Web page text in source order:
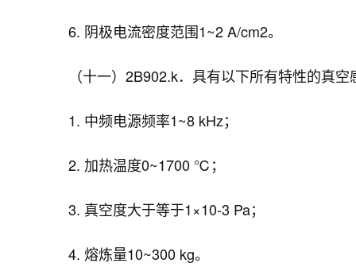
6. 阴极电流密度范围1~2 A/cm2。
（十一）2B902.k．具有以下所有特性的真
1. 中频电源频率1~8 kHz；
2. 加热温度0~1700 ℃；
3. 真空度大于等于1×10-3 Pa；
4. 熔炼量10~300 kg。